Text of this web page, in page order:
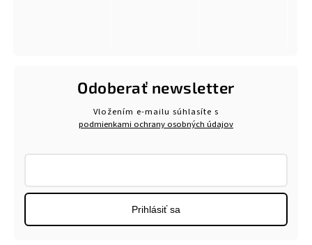
Odoberať newsletter
Vložením e-mailu súhlasíte s
podmienkami ochrany osobných údajov
Prihlásiť sa